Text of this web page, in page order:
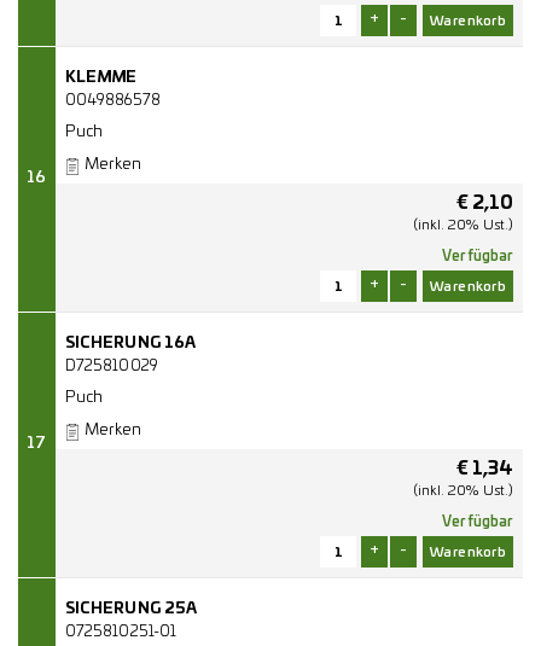
+ -
16
KLEMME
0049886578
Puch
Merken
€ 2,10
(inkl. 20% Ust.)
Verfügbar
+ -
17
SICHERUNG 16A
D725810029
Puch
Merken
€ 1,34
(inkl. 20% Ust.)
Verfügbar
+ -
SICHERUNG 25A
0725810251-01